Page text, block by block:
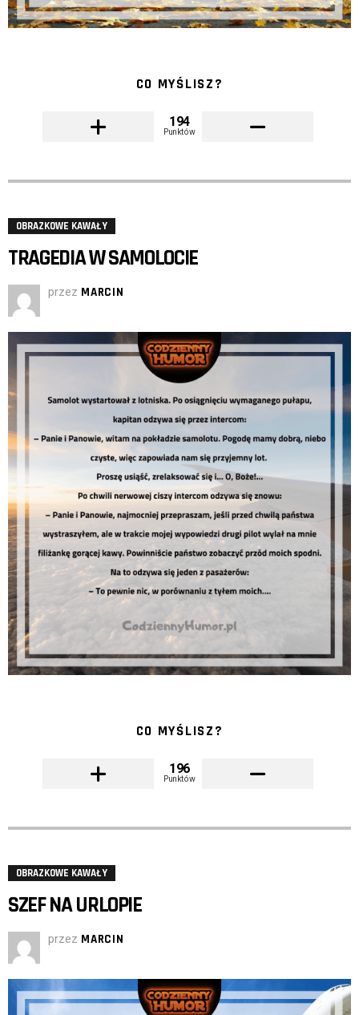
CO MYŚLISZ?
194
Punktów
OBRAZKOWE KAWAŁY
TRAGEDIA W SAMOLOCIE
przez MARCIN
CO MYŚLISZ?
196
Punktów
OBRAZKOWE KAWAŁY
SZEF NA URLOPIE
przez MARCIN